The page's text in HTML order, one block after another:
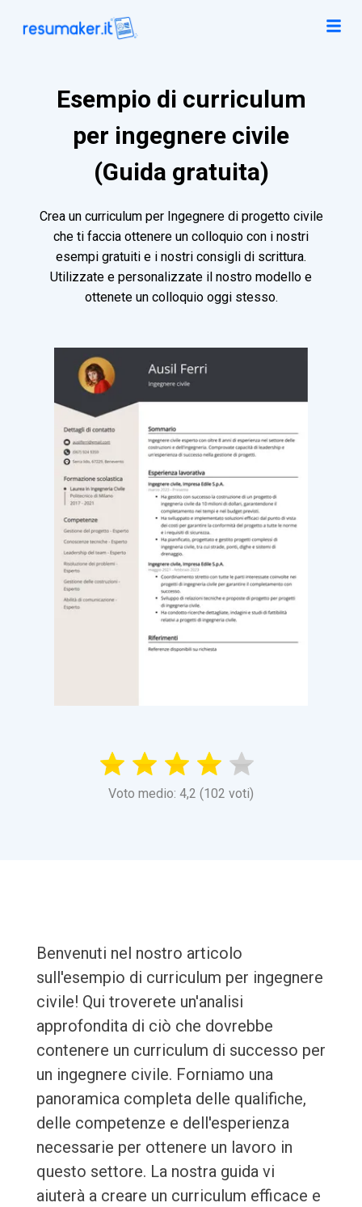
Esempio di curriculum
per ingegnere civile
(Guida gratuita)
Crea un curriculum per Ingegnere di progetto civile
che ti faccia ottenere un colloquio con i nostri
esempi gratuiti e i nostri consigli di scrittura.
Utilizzate e personalizzate il nostro modello e
ottenete un colloquio oggi stesso.
Voto medio: 4,2 (102 voti)
Benvenuti nel nostro articolo
sull'esempio di curriculum per ingegnere
civile! Qui troverete un'analisi
approfondita di ciò che dovrebbe
contenere un curriculum di successo per
un ingegnere civile. Forniamo una
panoramica completa delle qualifiche,
delle competenze e dell'esperienza
necessarie per ottenere un lavoro in
questo settore. La nostra guida vi
aiuterà a creare un curriculum efficace e